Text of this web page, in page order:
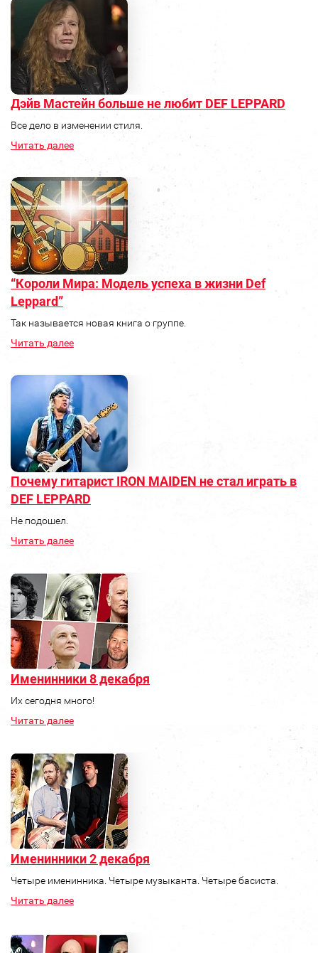
Дэйв Мастейн больше не любит DEF LEPPARD
Все дело в изменении стиля.
Читать далее
“Короли Мира: Модель успеха в жизни Def
Leppard”
Так называется новая книга о группе.
Читать далее
Почему гитарист IRON MAIDEN не стал играть в
DEF LEPPARD
Не подошел.
Читать далее
Именинники 8 декабря
Их сегодня много!
Читать далее
Именинники 2 декабря
Четыре именинника. Четыре музыканта. Четыре басиста.
Читать далее